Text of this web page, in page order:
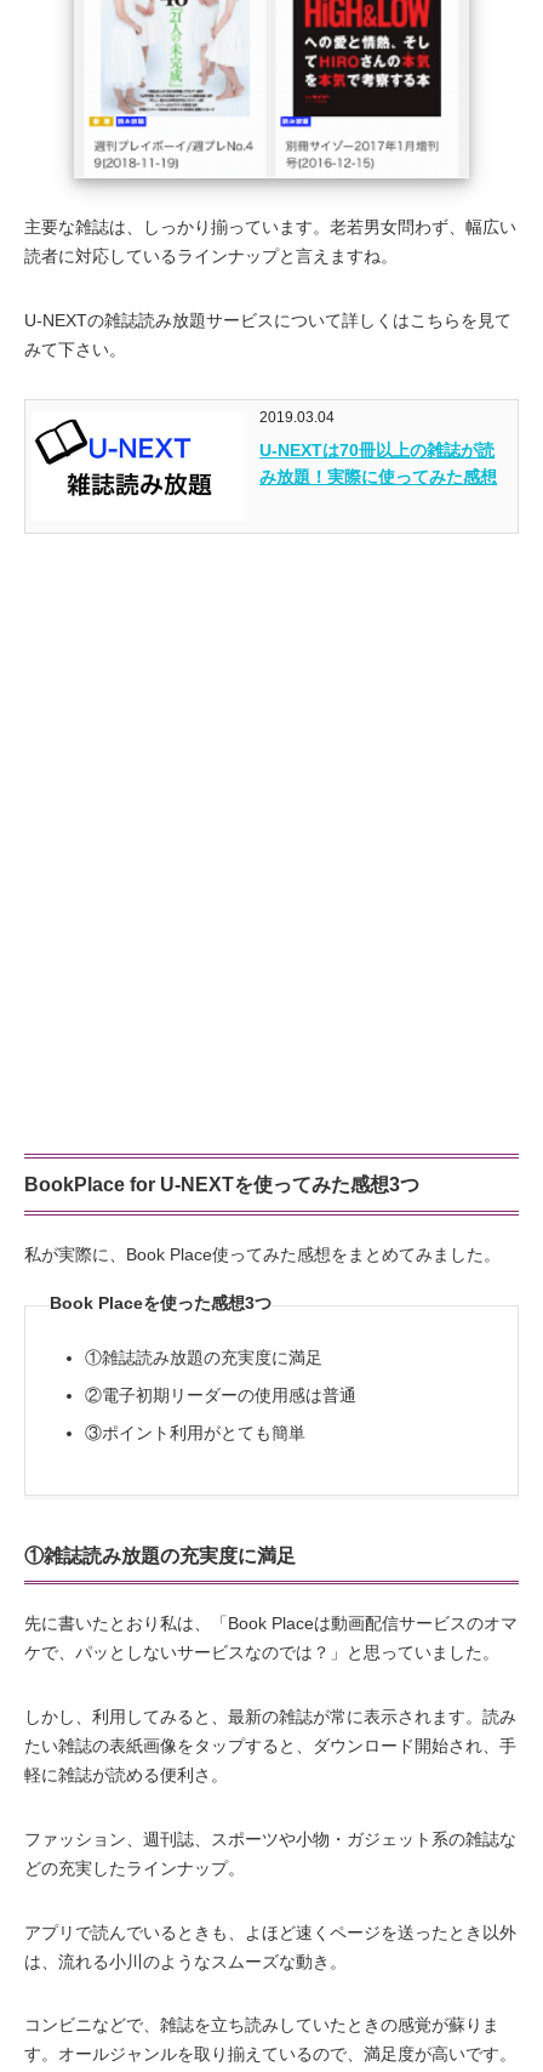
主要な雑誌は、しっかり揃っています。老若男女問わず、幅広い
読者に対応しているラインナップと言えますね。
U-NEXTの雑誌読み放題サービスについて詳しくはこちらを見て
みて下さい。
2019.03.04
U-NEXTは70冊以上の雑誌が読
み放題！実際に使ってみた感想
BookPlace for U-NEXTを使ってみた感想3つ
私が実際に、Book Place使ってみた感想をまとめてみました。
Book Placeを使った感想3つ
①雑誌読み放題の充実度に満足
②電子初期リーダーの使用感は普通
③ポイント利用がとても簡単
①雑誌読み放題の充実度に満足
先に書いたとおり私は、「Book Placeは動画配信サービスのオマ
ケで、パッとしないサービスなのでは？」と思っていました。
しかし、利用してみると、最新の雑誌が常に表示されます。読み
たい雑誌の表紙画像をタップすると、ダウンロード開始され、手
軽に雑誌が読める便利さ。
ファッション、週刊誌、スポーツや小物・ガジェット系の雑誌な
どの充実したラインナップ。
アプリで読んでいるときも、よほど速くページを送ったとき以外
は、流れる小川のようなスムーズな動き。
コンビニなどで、雑誌を立ち読みしていたときの感覚が蘇りま
す。オールジャンルを取り揃えているので、満足度が高いです。